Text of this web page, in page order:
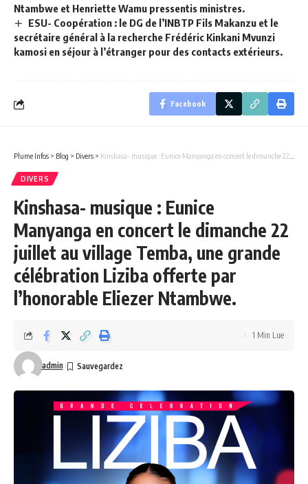
Ntambwe et Henriette Wamu pressentis ministres.
ESU- Coopération : le DG de l’INBTP Fils Makanzu et le
secrétaire général à la recherche Frédéric Kinkani Mvunzi
kamosi en séjour à l’étranger pour des contacts extérieurs.
Facebook
Plume Infos > Blog > Divers > Kinshasa- musique : Eunice Manyanga en concert le dimanche 22 juillet au village Temba, une grande célébration Liziba offerte par l’honorable Eliezer Ntambwe.
DIVERS
Kinshasa- musique : Eunice
Manyanga en concert le dimanche 22
juillet au village Temba, une grande
célébration Liziba offerte par
l’honorable Eliezer Ntambwe.
admin
1 Min Lue